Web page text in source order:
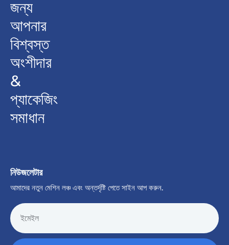
জন্য
আপনার
বিশ্বস্ত
অংশীদার
&
প্যাকেজিং
সমাধান
নিউজলেটার
আমাদের নতুন মেশিন লঞ্চ এবং অন্তর্দৃষ্টি পেতে সাইন আপ করুন.